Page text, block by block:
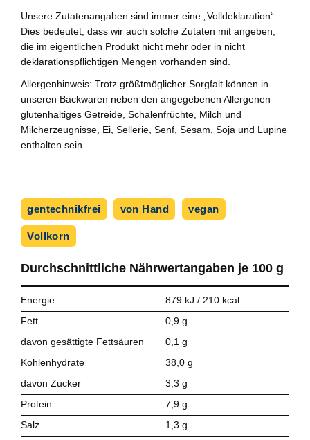
Unsere Zutatenangaben sind immer eine „Volldeklaration“.
Dies bedeutet, dass wir auch solche Zutaten mit angeben,
die im eigentlichen Produkt nicht mehr oder in nicht
deklarationspflichtigen Mengen vorhanden sind.
Allergenhinweis: Trotz größtmöglicher Sorgfalt können in
unseren Backwaren neben den angegebenen Allergenen
glutenhaltiges Getreide, Schalenfrüchte, Milch und
Milcherzeugnisse, Ei, Sellerie, Senf, Sesam, Soja und Lupine
enthalten sein.
gentechnikfrei von Hand vegan
Vollkorn
Durchschnittliche Nährwert­angaben je 100 g
Energie
879 kJ / 210 kcal
Fett
0,9 g
davon gesättigte Fettsäuren
0,1 g
Kohlenhydrate
38,0 g
davon Zucker
3,3 g
Protein
7,9 g
Salz
1,3 g